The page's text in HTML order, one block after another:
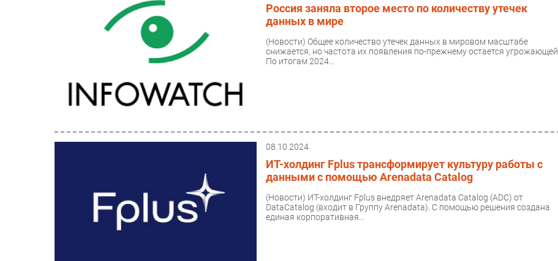
Россия заняла второе место по количеству утечек
данных в мире
(Новости) Общее количество утечек данных в мировом масштабе
снижается, но частота их появления по-прежнему остается угрожающей.
По итогам 2024...
08.10.2024
ИТ-холдинг Fplus трансформирует культуру работы с
данными с помощью Arenadata Catalog
(Новости) ИТ-холдинг Fplus внедряет Arenadata Catalog (ADC) от
DataCatalog (входит в Группу Arenadata). С помощью решения создана
единая корпоративная...